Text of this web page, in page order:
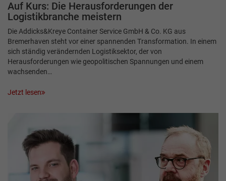
Auf Kurs: Die Herausforderungen der
Logistikbranche meistern
Die Addicks&Kreye Container Service GmbH & Co. KG aus
Bremerhaven steht vor einer spannenden Transformation. In einem
sich ständig verändernden Logistiksektor, der von
Herausforderungen wie geopolitischen Spannungen und einem
wachsenden…
Jetzt lesen